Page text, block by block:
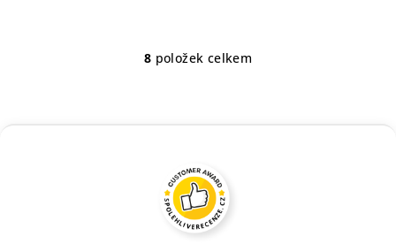
O
a
c
í
p
8 položek celkem